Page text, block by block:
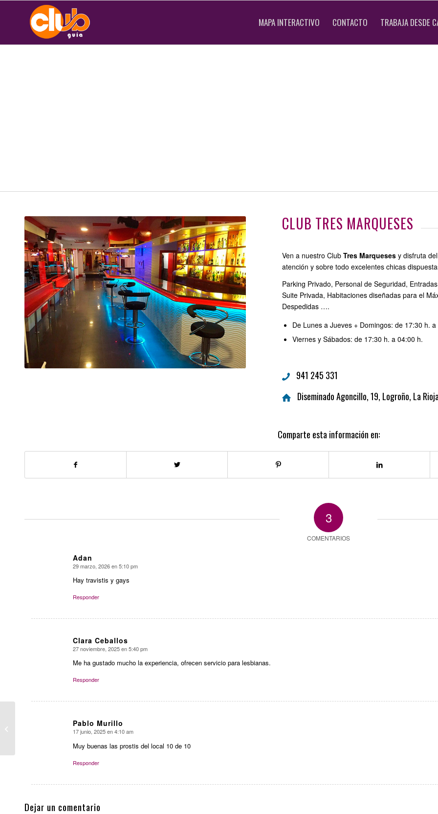
MAPA INTERACTIVO CONTACTO TRABAJA DESDE
CLUB TRES MARQUESES
Ven a nuestro ClubTres Marqueses y disfruta
atención y sobre todo excelentes chicas
Parking Privado, Personal de Seguridad,
Suite Privada, Habitaciones diseñadas para el
Despedidas ….
De Lunes a Jueves + Domingos: de 17:30 h.
Viernes y Sábados: de 17:30 h. a 04:00 h.
941 245 331
Diseminado Agoncillo, 19, Logroño, La
Comparte esta información en:
3
COMENTARIOS
Adan
Dice:
29 marzo, 2026 en 5:10 pm
Hay travistis y gays
Responder
Clara Ceballos
Dice:
27 noviembre, 2025 en 5:40 pm
Me ha gustado mucho la experiencia, ofrecen servicio para lesbianas.
Responder
Pablo Murillo
Dice:
17 junio, 2025 en 4:10 am
Muy buenas las prostis del local 10 de 10
Responder
Dejar un comentario
NIGHTCLUB HEY YOU